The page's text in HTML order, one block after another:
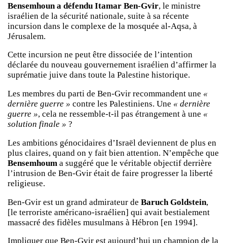
Bensemhoun a défendu Itamar Ben-Gvir, le ministre
israélien de la sécurité nationale, suite à sa récente
incursion dans le complexe de la mosquée al-Aqsa, à
Jérusalem.
Cette incursion ne peut être dissociée de l’intention
déclarée du nouveau gouvernement israélien d’affirmer la
suprématie juive dans toute la Palestine historique.
Les membres du parti de Ben-Gvir recommandent une «
dernière guerre » contre les Palestiniens. Une « dernière
guerre », cela ne ressemble-t-il pas étrangement à une «
solution finale » ?
Les ambitions génocidaires d’Israël deviennent de plus en
plus claires, quand on y fait bien attention. N’empêche que
Bensemhoum a suggéré que le véritable objectif derrière
l’intrusion de Ben-Gvir était de faire progresser la liberté
religieuse.
Ben-Gvir est un grand admirateur de Baruch Goldstein,
[le terroriste américano-israélien] qui avait bestialement
massacré des fidèles musulmans à Hébron [en 1994].
Impliquer que Ben-Gvir est aujourd’hui un champion de la